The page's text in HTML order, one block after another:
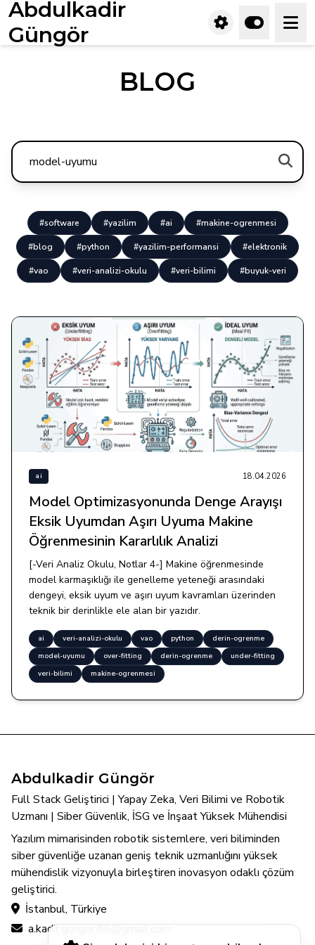
Abdulkadir
Güngör
BLOG
#software #yazilim #ai #makine-ogrenmesi
#blog #python #yazilim-performansi #elektronik
#vao #veri-analizi-okulu #veri-bilimi #buyuk-veri
ai 18.04.2026
Model Optimizasyonunda Denge Arayışı
Eksik Uyumdan Aşırı Uyuma Makine
Öğrenmesinin Kararlılık Analizi
[-Veri Analiz Okulu, Notlar 4-] Makine öğrenmesinde
model karmaşıklığı ile genelleme yeteneği arasındaki
dengeyi, eksik uyum ve aşırı uyum kavramları üzerinden
teknik bir derinlikle ele alan bir yazıdır.
ai veri-analizi-okulu vao python
derin-ogrenme
model-uyumu
over-fitting derin-ogrenme
under-fitting
veri-bilimi
makine-ogrenmesi
Abdulkadir Güngör
Full Stack Geliştirici | Yapay Zeka, Veri Bilimi ve Robotik
Uzmanı | Siber Güvenlik, İSG ve İnşaat Yüksek Mühendisi
Yazılım mimarisinden robotik sistemlere, veri biliminden
siber güvenliğe uzanan geniş teknik uzmanlığını yüksek
mühendislik vizyonuyla birleştiren inovasyon odaklı çözüm
geliştirici.
İstanbul, Türkiye
a.kadir.gungor.86@gmail.com